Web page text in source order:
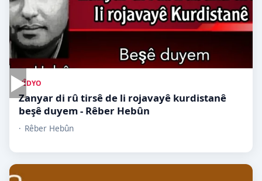
▶VÎDYO
Zanyar di rû tirsê de li rojavayê kurdistanê
beşê duyem - Rêber Hebûn
Rêber Hebûn